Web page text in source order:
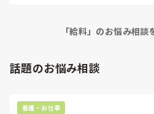
の給料ベースな気がします。
「給料」のお悩み相談
話題のお悩み相談
看護・お仕事